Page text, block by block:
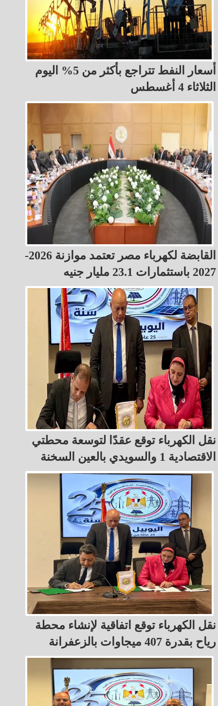
أسعار النفط تتراجع بأكثر من 5% اليوم
الثلاثاء 4 أغسطس
القابضة لكهرباء مصر تعتمد موازنة 2026-
2027 باستثمارات 23.1 مليار جنيه
نقل الكهرباء توقع عقدًا لتوسعة محطتي
الاقتصادية 1 والسويدي بالعين السخنة
نقل الكهرباء توقع اتفاقية لإنشاء محطة
رياح بقدرة 407 ميجاوات بالزعفرانة